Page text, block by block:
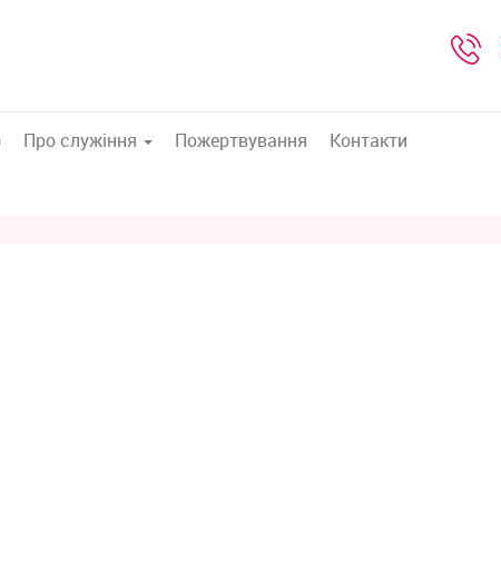
Про служіння Пожертвування Контакти